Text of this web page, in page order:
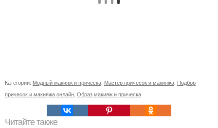
Категории: Модный макияж и прическа, Мастер причесок и макияжа, Подбор
причесок и макияжа онлайн, Образ макияж и прическа
Читайте также